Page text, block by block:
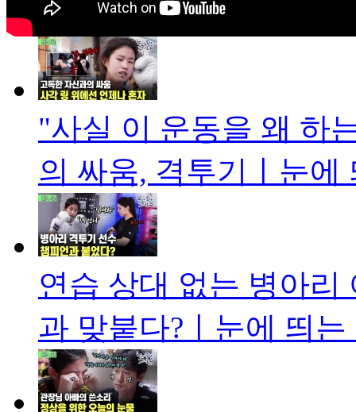
"사실 이 운동을 왜 하
의 싸움, 격투기ㅣ눈
연습 상대 없는 병아
과 맞붙다?ㅣ눈에 띄